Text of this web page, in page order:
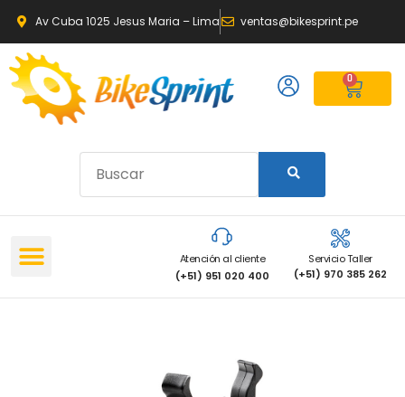
Av Cuba 1025 Jesus Maria – Lima ventas@bikesprint.pe
0
Atención al cliente
(+51) 951 020 400
Servicio Taller
(+51) 970 385 262